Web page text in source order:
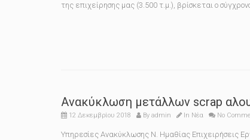
της επιχείρησης μας (3.500 τ.μ.), βρίσκεται ο
Ανακύκλωση μετάλλων scrap
12 Δεκεμβρίου 2018 By admin In Νέα No
Υπηρεσίες Ανακύκλωσης Ν. Ημαθίας Επιχειρήσεις